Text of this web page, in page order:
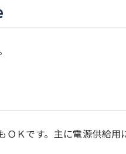
Ｋです。主に電源供給用